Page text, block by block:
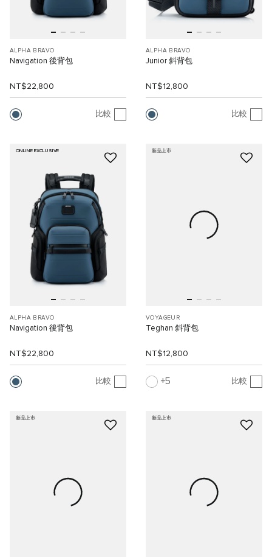
ALPHA BRAVO
Navigation 後背包
NT$22,800
比較
ALPHA BRAVO
Junior 斜背包
NT$12,800
比較
ONLINE EXCLUSIVE
ALPHA BRAVO
Navigation 後背包
NT$22,800
比較
新品上市
VOYAGEUR
Teghan 斜背包
NT$12,800
5 比較
新品上市 新品上市